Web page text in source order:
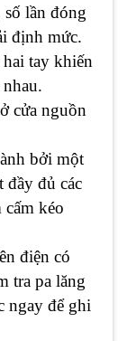
lần đóng
định mức.
tay khiến
cửa nguồn
bởi một
đầy đủ các
cấm kéo
điện có
tra pa lăng
ngay để ghi